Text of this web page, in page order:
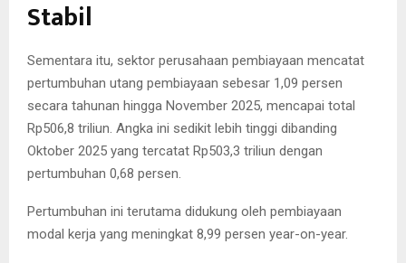
Stabil
Sementara itu, sektor perusahaan pembiayaan mencatat
pertumbuhan utang pembiayaan sebesar 1,09 persen
secara tahunan hingga November 2025, mencapai total
Rp506,8 triliun. Angka ini sedikit lebih tinggi dibanding
Oktober 2025 yang tercatat Rp503,3 triliun dengan
pertumbuhan 0,68 persen.
Pertumbuhan ini terutama didukung oleh pembiayaan
modal kerja yang meningkat 8,99 persen year-on-year.